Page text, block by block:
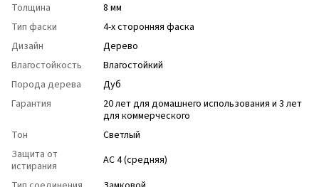
Толщина
8 мм
Тип фаски
4-х сторонняя фаска
Дизайн
Дерево
Влагостойкость
Влагостойкий
Порода дерева
Дуб
Гарантия
20 лет для домашнего использования и 3 лет
для коммерческого
Тон
Светлый
Защита от
истирания
АС 4 (средняя)